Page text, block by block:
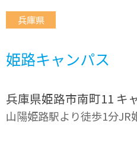
兵庫県
姫路キャンパス
兵庫県姫路市南町11 キ
山陽姫路駅より徒歩1分JR